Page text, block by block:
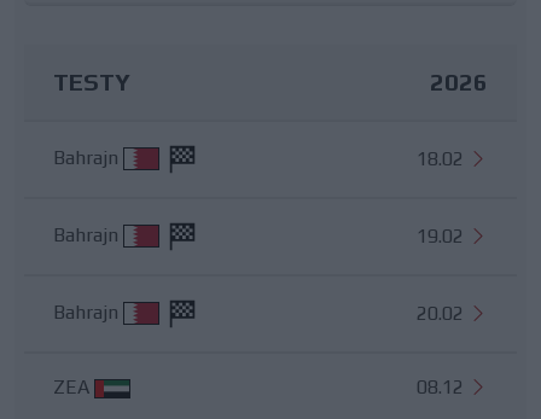
TESTY 2026
Bahrajn 18.02
Bahrajn 19.02
Bahrajn 20.02
ZEA 08.12